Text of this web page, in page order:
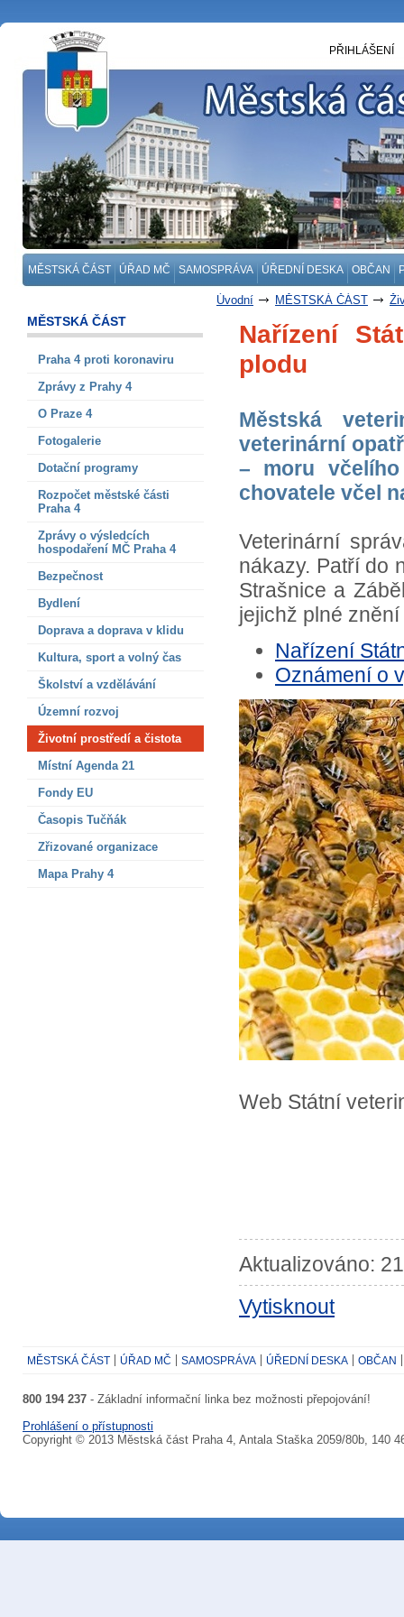
MĚSTSKÁ ČÁST ÚŘAD MČ SAMOSPRÁVA ÚŘEDNÍ DESKA OBČAN
PŘIHLÁŠENÍ
Úvodní MĚSTSKÁ ČÁST
MĚSTSKÁ ČÁST
Praha 4 proti koronaviru
Zprávy z Prahy 4
O Praze 4
Fotogalerie
Dotační programy
Rozpočet městské části
Praha 4
Zprávy o výsledcích
hospodaření MČ Praha 4
Bezpečnost
Bydlení
Doprava a doprava v klidu
Kultura, sport a volný čas
Školství a vzdělávání
Územní rozvoj
Životní prostředí a čistota
Místní Agenda 21
Fondy EU
Časopis Tučňák
Zřizované organizace
Mapa Prahy 4
Nařízení
plodu
Městská
veterinární
– moru
chovatele včel
Veterinární
nákazy. Patří do
Strašnice a
jejichž plné
Nařízení
Oznámení o
Web Státní
Aktualizováno:
Vytisknout
MĚSTSKÁ ČÁST ÚŘAD MČ SAMOSPRÁVA ÚŘEDNÍ DESKA OBČAN
800 194 237 - Základní informační linka bez možnosti přepojování!
Prohlášení o přístupnosti
Copyright © 2013 Městská část Praha 4, Antala Staška 2059/80b, 140